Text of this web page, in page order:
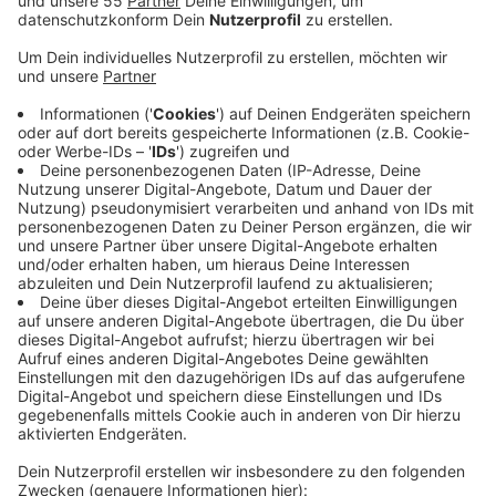
Man werde an diesem Tag gemeinsam gegen die
verfehlte Gesundheitspolitik der Bundesregierung
Apothekerverbands Nordrhein, Thomas Preis, der
Rheinischen Post. Während die Apotheker für eine
bessere Bezahlung und Maßnahmen gegen
Lieferengpässe kämpfen, geht es den Hausärzten um
eine angemessene und faire Finanzierung, die
Abschaffung der Budgetierung und eine Reform der
Approbationsordnung, also der Zulassung, für junge
Ärzte. Außerdem müsste die Digitalisierung besser
funktionieren, so die Mediziner. Laut einer Umfrage
haben zwei Drittel der Praxen wöchentlich oder
täglich Probleme mit der IT. Das
Bundesgesundheitsministerium betont dagegen, dass
Praxen schon jetzt auch für Leistungen jenseits des
Budgets bezahlt würden.